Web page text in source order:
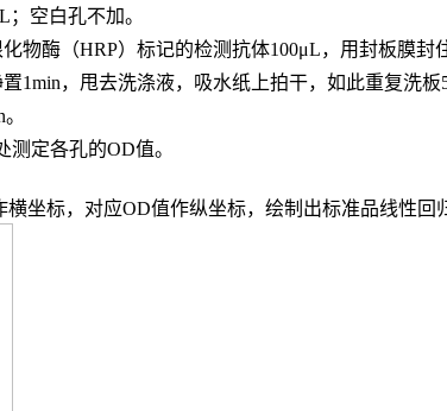
； 空白孔不加。
物酶（HRP）标记的检测抗体100μL，用封板膜封
1min，甩去洗涤液，吸水纸上拍干，如此重复洗板
测定各孔的OD值。
坐标，对应OD值作纵坐标，绘制出标准品线性回